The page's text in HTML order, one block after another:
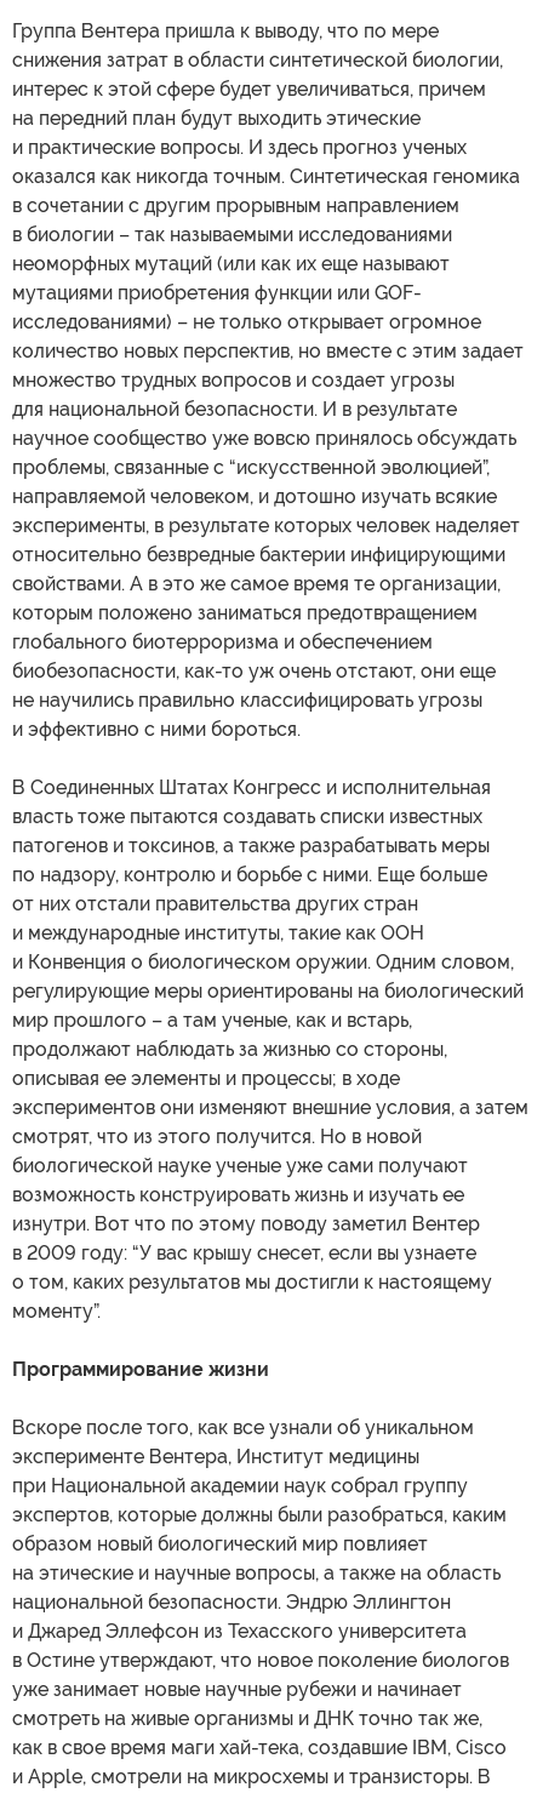
Группа Вентера пришла к выводу, что по мере
снижения затрат в области синтетической биологии,
интерес к этой сфере будет увеличиваться, причем
на передний план будут выходить этические
и практические вопросы. И здесь прогноз ученых
оказался как никогда точным. Синтетическая геномика
в сочетании с другим прорывным направлением
в биологии – так называемыми исследованиями
неоморфных мутаций (или как их еще называют
мутациями приобретения функции или GOF-
исследованиями) – не только открывает огромное
количество новых перспектив, но вместе с этим задает
множество трудных вопросов и создает угрозы
для национальной безопасности. И в результате
научное сообщество уже вовсю принялось обсуждать
проблемы, связанные с “искусственной эволюцией”,
направляемой человеком, и дотошно изучать всякие
эксперименты, в результате которых человек наделяет
относительно безвредные бактерии инфицирующими
свойствами. А в это же самое время те организации,
которым положено заниматься предотвращением
глобального биотерроризма и обеспечением
биобезопасности, как-то уж очень отстают, они еще
не научились правильно классифицировать угрозы
и эффективно с ними бороться.
В Соединенных Штатах Конгресс и исполнительная
власть тоже пытаются создавать списки известных
патогенов и токсинов, а также разрабатывать меры
по надзору, контролю и борьбе с ними. Еще больше
от них отстали правительства других стран
и международные институты, такие как ООН
и Конвенция о биологическом оружии. Одним словом,
регулирующие меры ориентированы на биологический
мир прошлого – а там ученые, как и встарь,
продолжают наблюдать за жизнью со стороны,
описывая ее элементы и процессы; в ходе
экспериментов они изменяют внешние условия, а затем
смотрят, что из этого получится. Но в новой
биологической науке ученые уже сами получают
возможность конструировать жизнь и изучать ее
изнутри. Вот что по этому поводу заметил Вентер
в 2009 году: “У вас крышу снесет, если вы узнаете
о том, каких результатов мы достигли к настоящему
моменту”.
Программирование жизни
Вскоре после того, как все узнали об уникальном
эксперименте Вентера, Институт медицины
при Национальной академии наук собрал группу
экспертов, которые должны были разобраться, каким
образом новый биологический мир повлияет
на этические и научные вопросы, а также на область
национальной безопасности. Эндрю Эллингтон
и Джаред Эллефсон из Техасского университета
в Остине утверждают, что новое поколение биологов
уже занимает новые научные рубежи и начинает
смотреть на живые организмы и ДНК точно так же,
как в свое время маги хай-тека, создавшие IBM, Cisco
и Apple, смотрели на микросхемы и транзисторы. В